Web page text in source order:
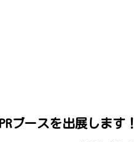
ブースを出展します！